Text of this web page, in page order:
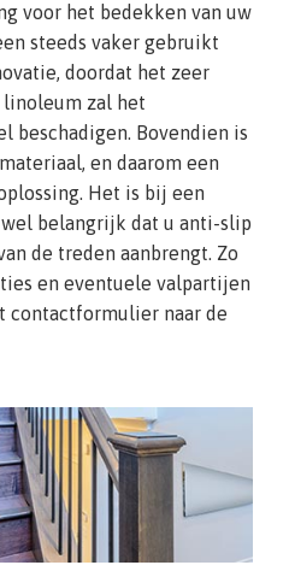
voor het bedekken van uw
steeds vaker gebruikt
doordat het zeer
linoleum zal het
beschadigen. Bovendien is
en daarom een
Het is bij een
belangrijk dat u anti-slip
de treden aanbrengt. Zo
en eventuele valpartijen
contactformulier naar de